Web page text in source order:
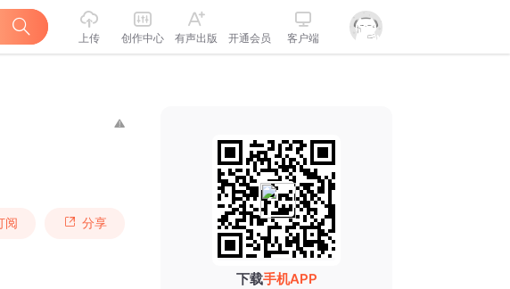
上传 创作中心 有声出版 开通会员 客户端
阅 分享
下载手机APP